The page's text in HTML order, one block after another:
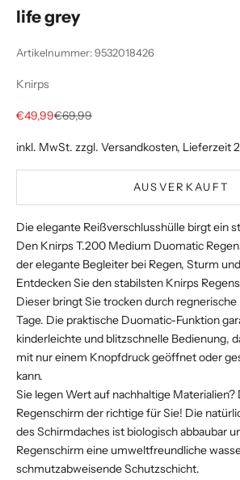
life grey
Artikelnummer: 9532018426
Knirps
Angebot
€49,99Regulärer Preis
€69,99
inkl. MwSt. zzgl. Versandkosten, Lieferzeit
AUSVERKAUFT
Die elegante Reißverschlusshülle birgt ein
Den Knirps T.200 Medium Duomatic
der elegante Begleiter bei Regen, Sturm
Entdecken Sie den stabilsten Knirps
Dieser bringt Sie trocken durch
Tage. Die praktische Duomatic-Funktion
kinderleichte und blitzschnelle Bedienung,
mit nur einem Knopfdruck geöffnet oder
kann.
Sie legen Wert auf nachhaltige Materialien?
Regenschirm der richtige für Sie! Die
des Schirmdaches ist biologisch abbaubar
Regenschirm eine umweltfreundliche
schmutzabweisende Schutzschicht.